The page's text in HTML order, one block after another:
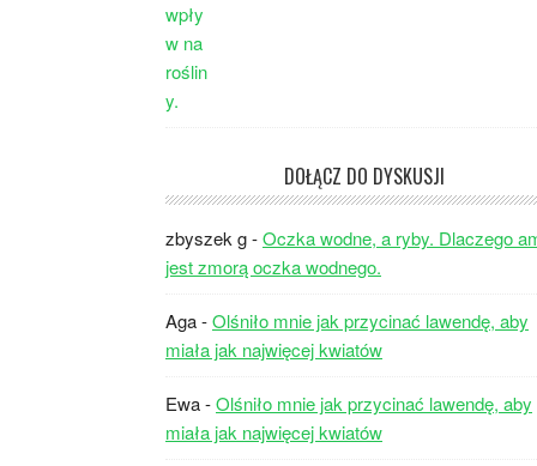
DOŁĄCZ DO DYSKUSJI
zbyszek g-Oczka wodne, a ryby. Dlaczego
jest zmorą oczka wodnego.
Aga-Olśniło mnie jak przycinać lawendę, aby
miała jak najwięcej kwiatów
Ewa-Olśniło mnie jak przycinać lawendę, aby
miała jak najwięcej kwiatów